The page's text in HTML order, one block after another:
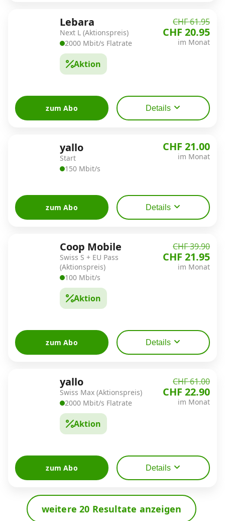
Lebara
Next L (Aktionspreis)
2000 Mbit/s Flatrate
Aktion
CHF 61.95
CHF 20.95
im Monat
zum Abo Details
yallo
Start
150 Mbit/s
CHF 21.00
im Monat
zum Abo Details
Coop Mobile
Swiss S + EU Pass
(Aktionspreis)
100 Mbit/s
Aktion
CHF 39.90
CHF 21.95
im Monat
zum Abo Details
yallo
Swiss Max (Aktionspreis)
2000 Mbit/s Flatrate
Aktion
CHF 61.00
CHF 22.90
im Monat
zum Abo Details
weitere 20 Resultate anzeigen